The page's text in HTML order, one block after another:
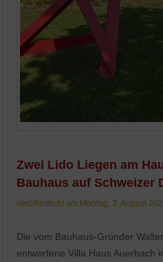
Zwei Lido Liegen am
Bauhaus auf Schweizer
veröffentlicht am Montag, 3. August
Die vom Bauhaus-Gründer
entworfene Villa Haus Auerbach